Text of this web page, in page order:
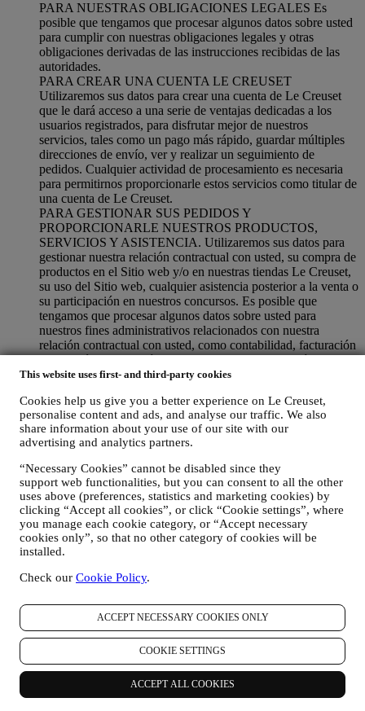
This website uses first- and third-party cookies
Cookies help us give you a better experience on Le Creuset,
personalise content and ads, and analyse our traffic. We also
share information about your use of our site with our
advertising and analytics partners.
“Necessary Cookies” cannot be disabled since they
support web functionalities, but you can consent to all the other
uses above (preferences, statistics and marketing cookies) by
clicking “Accept all cookies”, or click “Cookie settings”, where
you manage each cookie category, or “Accept necessary
cookies only”, so that no other category of cookies will be
installed.
Check our Cookie Policy.
ACCEPT NECESSARY COOKIES ONLY
COOKIE SETTINGS
ACCEPT ALL COOKIES
PARA NUESTRAS OBLIGACIONES LEGALES Es
posible que tengamos que procesar algunos datos sobre usted
para cumplir con nuestras obligaciones legales y otras
obligaciones derivadas de las instrucciones recibidas de las
autoridades.
PARA CREAR UNA CUENTA LE CREUSET
Utilizaremos sus datos para crear una cuenta de Le Creuset
que le dará acceso a una serie de ventajas dedicadas a los
usuarios registrados, para disfrutar mejor de nuestros
servicios, tales como un pago más rápido, guardar múltiples
direcciones de envío, ver y realizar un seguimiento de
pedidos. Cualquier actividad de procesamiento es necesaria
para permitirnos proporcionarle estos servicios como titular de
una cuenta de Le Creuset.
PARA GESTIONAR SUS PEDIDOS Y
PROPORCIONARLE NUESTROS PRODUCTOS,
SERVICIOS Y ASISTENCIA. Utilizaremos sus datos para
gestionar nuestra relación contractual con usted, su compra de
productos en el Sitio web y/o en nuestras tiendas Le Creuset,
su uso del Sitio web, cualquier asistencia posterior a la venta o
su participación en nuestros concursos. Es posible que
tengamos que procesar algunos datos sobre usted para
nuestros fines administrativos relacionados con nuestra
relación contractual con usted, como contabilidad, facturación
y auditoría, verificación de tarjetas de pago, detección de
fraude, seguridad, pruebas de sistemas, mantenimiento y
necesitemos ponernos en contacto con usted por razones
administrativas u operativas. Por ejemplo, para enviarle la
confirmación de su compra. También utilizaremos sus datos
personales para responder a sus solicitudes enviadas a través
de nuestros formularios del sitio web u otros canales. Esta
actividad de procesamiento es necesaria para permitirnos
proporcionarle nuestros servicios.
PARA INFORMARLE SOBRE NOTICIAS U OFERTAS
SOBRE LOS PRODUCTOS DE LE CREUSET. Si usted
ha dado su consentimiento para que lo hagamos (por ejemplo,
suscribiéndose a nuestro boletín de noticias cuando usted cree
marketing personalizadas y noticias sobre iniciativas
grupo, y afiliados y socios locales, también dependiendo de
sus preferencias. Nos comunicaremos con usted por correo
electrónico, SMS o redes sociales, pero también mediante
medios automatizados. Dichas comunicaciones se
relacionarán con los productos de Le Creuset o con las nuevas
aperturas de tiendas, eventos exclusivos, concursos,
encuestas, demostraciones organizadas por Le Creuset u